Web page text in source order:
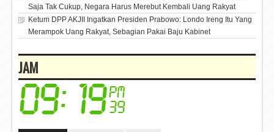
Saja Tak Cukup, Negara Harus Merebut Kembali Uang Rakyat
Ketum DPP AKJII Ingatkan Presiden Prabowo: Londo Ireng Itu Yang
Merampok Uang Rakyat, Sebagian Pakai Baju Kabinet
JAM